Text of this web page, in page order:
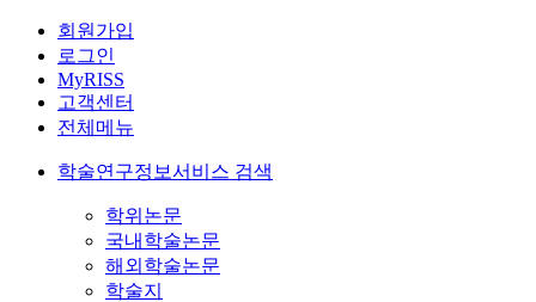
회원가입
로그인
MyRISS
고객센터
전체메뉴
학술연구정보서비스 검색
학위논문
국내학술논문
해외학술논문
학술지